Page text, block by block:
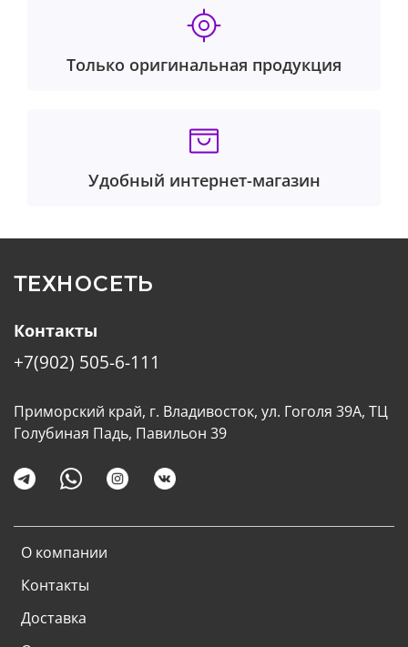
Только оригинальная продукция
Удобный интернет-магазин
ТЕХНОСЕТЬ
О компании
Контакты
Доставка
Контакты
+7(902) 505-6-111
Приморский край, г. Владивосток, ул. Гоголя 39А, ТЦ
Голубиная Падь, Павильон 39